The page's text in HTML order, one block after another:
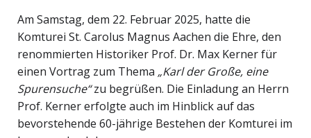
Am Samstag, dem 22. Februar 2025, hatte die
Komturei St. Carolus Magnus Aachen die Ehre, den
renommierten Historiker Prof. Dr. Max Kerner für
einen Vortrag zum Thema „Karl der Große, eine
Spurensuche“zu begrüßen. Die Einladung an Herrn
Prof. Kerner erfolgte auch im Hinblick auf das
bevorstehende 60-jährige Bestehen der Komturei im